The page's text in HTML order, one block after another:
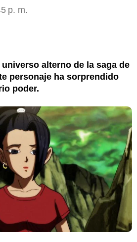
p. m.
alterno de la saga de
personaje ha sorprendido
poder.